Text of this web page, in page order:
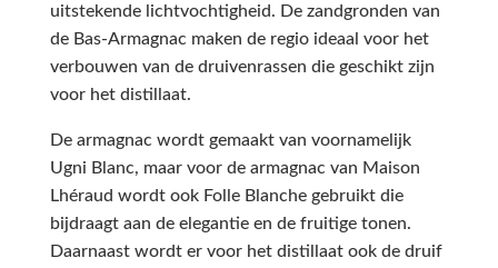
uitstekende lichtvochtigheid. De zandgronden van
de Bas-Armagnac maken de regio ideaal voor het
verbouwen van de druivenrassen die geschikt zijn
voor het distillaat.
De armagnac wordt gemaakt van voornamelijk
Ugni Blanc, maar voor de armagnac van Maison
Lhéraud wordt ook Folle Blanche gebruikt die
bijdraagt aan de elegantie en de fruitige tonen.
Daarnaast wordt er voor het distillaat ook de druif